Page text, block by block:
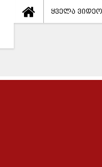
ყველა ვიდეო